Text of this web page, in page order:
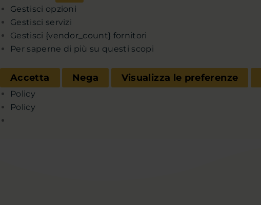
Gestisci opzioni
Gestisci servizi
Gestisci {vendor_count} fornitori
Per saperne di più su questi scopi
Accetta Nega Visualizza le preferenze
Policy
Policy